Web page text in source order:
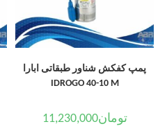
پمپ کفکش شناور طبقاتی ابارا
IDROGO 40-10 M
تومان11,230,000